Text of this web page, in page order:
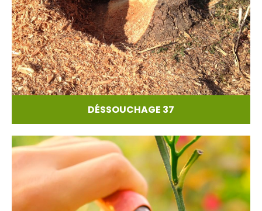
DÉSSOUCHAGE 37